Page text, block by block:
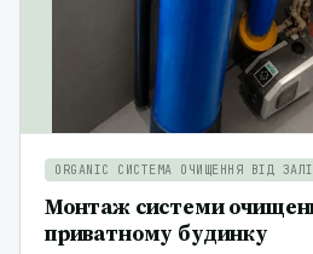
ORGANIC СИСТЕМА ОЧИЩЕННЯ ВІД
Монтаж системи
приватному будинку